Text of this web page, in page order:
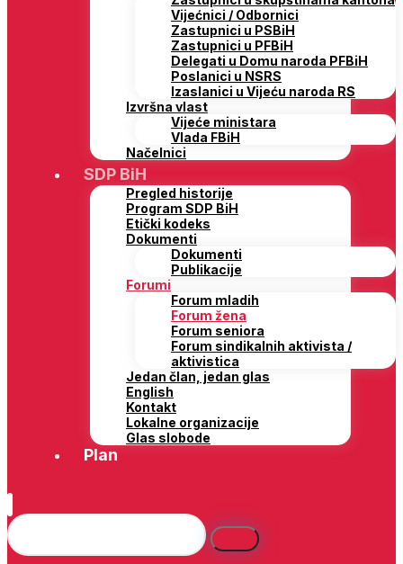
Vijećnici / Odbornici
Zastupnici u PSBiH
Zastupnici u PFBiH
Delegati u Domu naroda PFBiH
Poslanici u NSRS
Izaslanici u Vijeću naroda RS
Izvršna vlast
Vijeće ministara
Vlada FBiH
Načelnici
SDP BiH
Pregled historije
Program SDP BiH
Etički kodeks
Dokumenti
Dokumenti
Publikacije
Forumi
Forum mladih
Forum žena
Forum seniora
Forum sindikalnih aktivista /
aktivistica
Jedan član, jedan glas
English
Kontakt
Lokalne organizacije
Glas slobode
Plan